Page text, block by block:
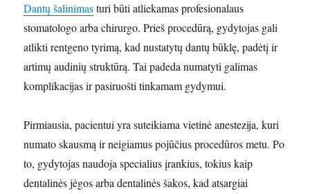
Dantų šalinimasturi būti atliekamas profesionalaus
stomatologo arba chirurgo. Prieš procedūrą, gydytojas gali
atlikti rentgeno tyrimą, kad nustatytų dantų būklę, padėtį ir
artimų audinių struktūrą. Tai padeda numatyti galimas
komplikacijas ir pasiruošti tinkamam gydymui.
Pirmiausia, pacientui yra suteikiama vietinė anestezija, kuri
numato skausmą ir neigiamus pojūčius procedūros metu. Po
to, gydytojas naudoja specialius įrankius, tokius kaip
dentalinės jėgos arba dentalinės šakos, kad atsargiai